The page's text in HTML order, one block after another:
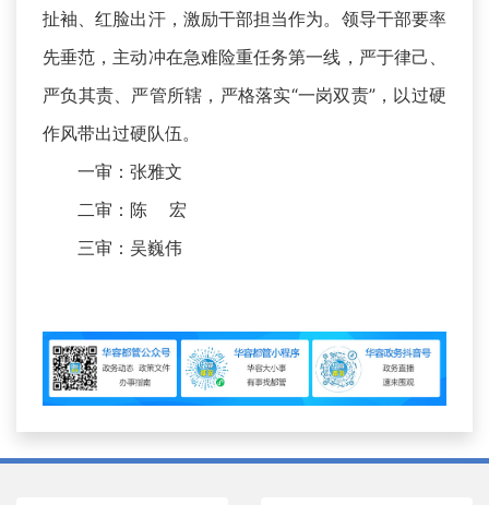
扯袖、红脸出汗，激励干部担当作为。领导干部要率
先垂范，主动冲在急难险重任务第一线，严于律己、
严负其责、严管所辖，严格落实“一岗双责”，以过硬
作风带出过硬队伍。
一审：张雅文
二审：陈 宏
三审：吴巍伟